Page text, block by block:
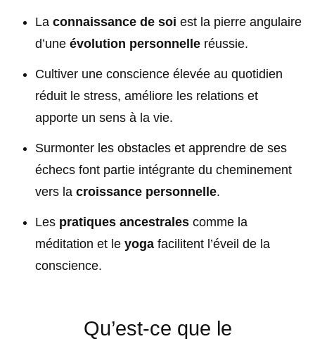
La connaissance de soi est la pierre angulaire
d’une évolution personnelle réussie.
Cultiver une conscience élevée au quotidien
réduit le stress, améliore les relations et
apporte un sens à la vie.
Surmonter les obstacles et apprendre de ses
échecs font partie intégrante du cheminement
vers la croissance personnelle.
Les pratiques ancestrales comme la
méditation et le yoga facilitent l’éveil de la
conscience.
Qu’est-ce que le